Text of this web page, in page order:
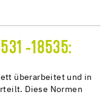
-18535:
überarbeitet und in
Diese Normen